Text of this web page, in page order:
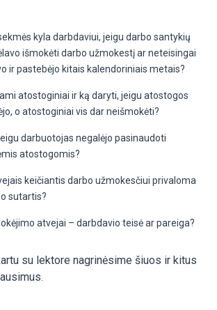
kyla darbdaviui, jeigu darbo santykių
išmokėti darbo užmokestį ar neteisingai
ir pastebėjo kitais kalendoriniais metais?
atostoginiai ir ką daryti, jeigu atostogos
o atostoginiai vis dar neišmokėti?
darbuotojas negalėjo pasinaudoti
atostogomis?
keičiantis darbo užmokesčiui privaloma
sutartis?
atvejai – darbdavio teisė ar pareiga?
su lektore nagrinėsime šiuos ir kitus